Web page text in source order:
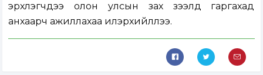
эрхлэгчдээ олон улсын зах зээлд гаргахад
анхаарч ажиллахаа илэрхийллээ.